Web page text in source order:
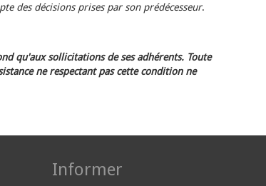
des décisions prises par son prédécesseur.
qu'aux sollicitations de ses adhérents. Toute
ne respectant pas cette condition ne
Informer